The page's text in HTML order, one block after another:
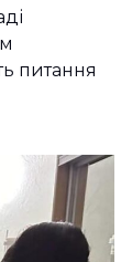
питання